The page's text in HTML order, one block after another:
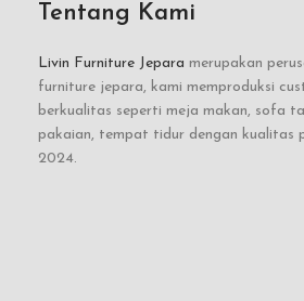
Tentang Kami
Livin Furniture Jepara merupakan
furniture jepara, kami memproduksi
berkualitas seperti meja makan, sofa
pakaian, tempat tidur dengan kualitas
2024.